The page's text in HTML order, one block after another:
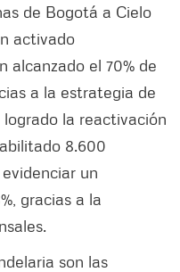
de Bogotá a Cielo
activado
alcanzado el 70% de
a la estrategia de
la reactivación
8.600
un
gracias a la
son las